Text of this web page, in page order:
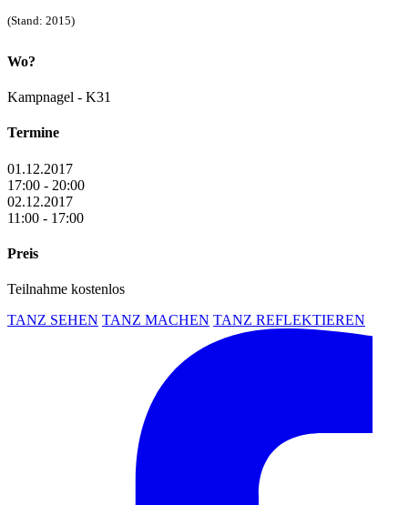
(Stand: 2015)
Wo?
Kampnagel - K31
Termine
01.12.2017
17:00 - 20:00
02.12.2017
11:00 - 17:00
Preis
Teilnahme kostenlos
TANZ SEHEN TANZ MACHEN TANZ REFLEKTIEREN